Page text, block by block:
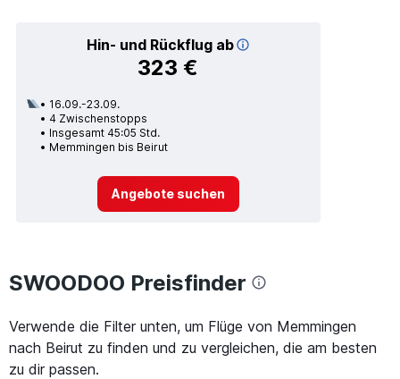
Hin- und Rückflug ab
323 €
16.09.-23.09.
4 Zwischenstopps
Insgesamt 45:05 Std.
Memmingen bis Beirut
Angebote suchen
SWOODOO Preisfinder
Verwende die Filter unten, um Flüge von Memmingen
nach Beirut zu finden und zu vergleichen, die am besten
zu dir passen.